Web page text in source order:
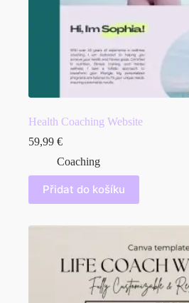
Health Coaching Website
59,99 €
Coaching
Přidat do košíku